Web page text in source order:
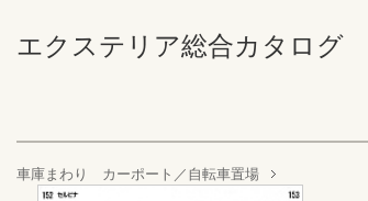
エクステリア総合カタログ
車庫まわり カーポート／自転車置場